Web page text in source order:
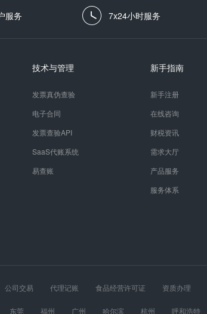
服务 7x24小时服务
技术与管理
发票真伪查验
电子合同
发票查验API
SaaS代账系统
易查账
新手指南
新手注册
在线咨询
财税资讯
需求大厅
产品服务
服务体系
公司交易 代理记账 食品经营许可证 资质办理
运输经营许可证 股权设计 医疗器械经营许可证
东莞 福州 广州 哈尔滨 杭州 呼和浩特